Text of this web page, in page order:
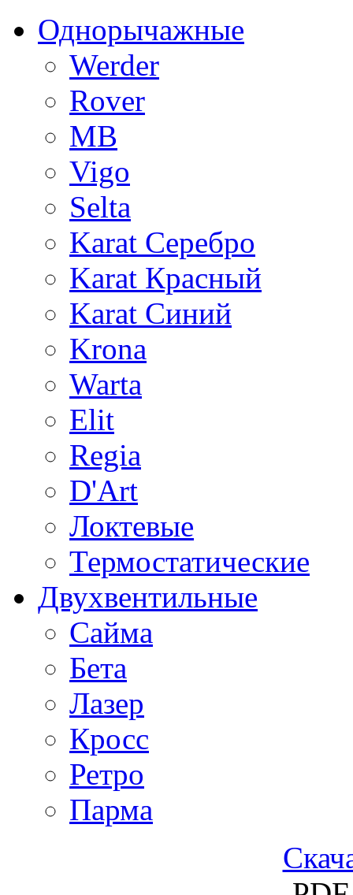
Однорычажные
Werder
Rover
MB
Vigo
Selta
Karat Серебро
Karat Красный
Karat Синий
Krona
Warta
Elit
Regia
D'Art
Локтевые
Термостатические
Двухвентильные
Сайма
Бета
Лазер
Кросс
Ретро
Парма